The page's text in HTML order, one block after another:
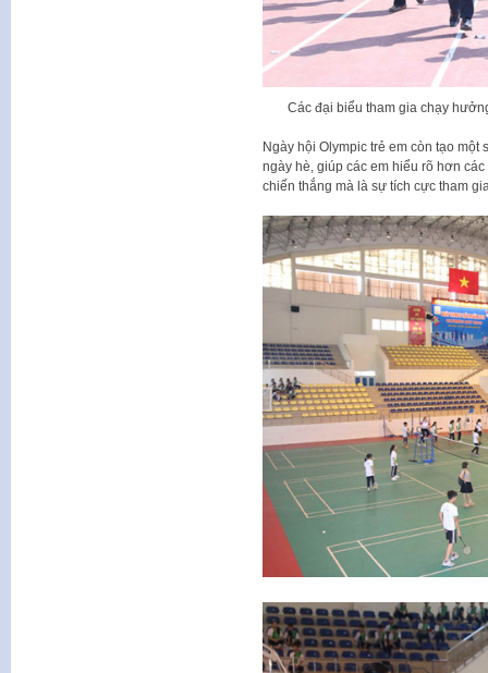
Các đại biểu tham gia chạy
Ngày hội Olympic trẻ em còn tạo
ngày hè, giúp các em hiểu rõ hơn
chiến thắng mà là sự tích cực tham